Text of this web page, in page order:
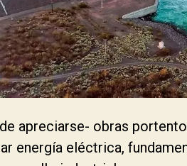
apreciarse- obras
energía eléctrica,